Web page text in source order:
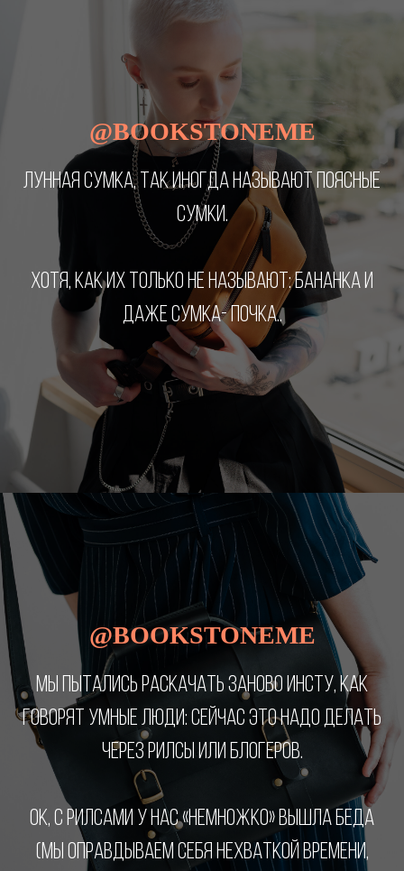
@BOOKSTONEME
ЛУННАЯ СУМКА, ТАК ИНОГДА НАЗЫВАЮТ ПОЯСНЫЕ
СУМКИ.
ХОТЯ, КАК ИХ ТОЛЬКО НЕ НАЗЫВАЮТ: БАНАНКА И
ДАЖЕ СУМКА- ПОЧКА..
@BOOKSTONEME
МЫ ПЫТАЛИСЬ РАСКАЧАТЬ ЗАНОВО ИНСТУ, КАК
ГОВОРЯТ УМНЫЕ ЛЮДИ: СЕЙЧАС ЭТО НАДО ДЕЛАТЬ
ЧЕРЕЗ РИЛСЫ ИЛИ БЛОГЕРОВ.
ОК, С РИЛСАМИ У НАС «НЕМНОЖКО» ВЫШЛА БЕДА
(МЫ ОПРАВДЫВАЕМ СЕБЯ НЕХВАТКОЙ ВРЕМЕНИ,